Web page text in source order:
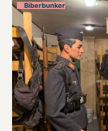
Biberbunker